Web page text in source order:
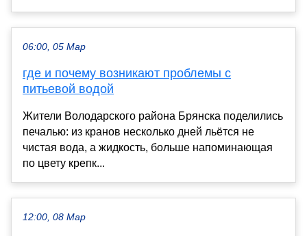
06:00, 05 Мар
где и почему возникают проблемы с
питьевой водой
Жители Володарского района Брянска поделились
печалью: из кранов несколько дней льётся не
чистая вода, а жидкость, больше напоминающая
по цвету крепк...
12:00, 08 Мар